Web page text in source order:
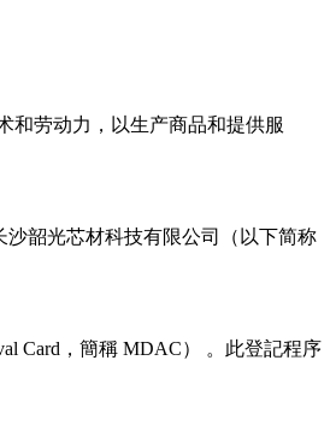
和劳动力，以生产商品和提供服
韶光芯材科技有限公司（以下简称
Card，簡稱 MDAC） 。此登記程序